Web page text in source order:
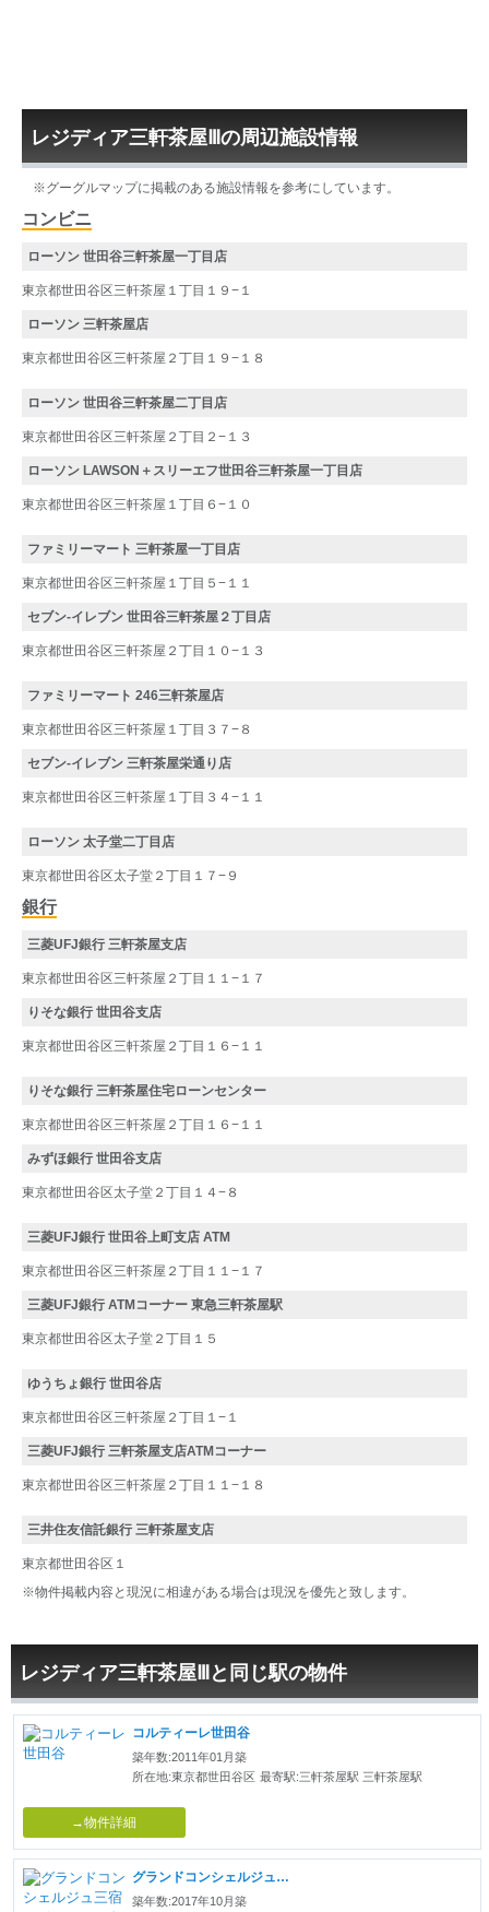
レジディア三軒茶屋Ⅲの周辺施設情報
※グーグルマップに掲載のある施設情報を参考にしています。
コンビニ
ローソン 世田谷三軒茶屋一丁目店
東京都世田谷区三軒茶屋１丁目１９−１
ローソン 三軒茶屋店
東京都世田谷区三軒茶屋２丁目１９−１８
ローソン 世田谷三軒茶屋二丁目店
東京都世田谷区三軒茶屋２丁目２−１３
ローソン LAWSON＋スリーエフ世田谷三軒茶屋一丁目店
東京都世田谷区三軒茶屋１丁目６−１０
ファミリーマート 三軒茶屋一丁目店
東京都世田谷区三軒茶屋１丁目５−１１
セブン-イレブン 世田谷三軒茶屋２丁目店
東京都世田谷区三軒茶屋２丁目１０−１３
ファミリーマート 246三軒茶屋店
東京都世田谷区三軒茶屋１丁目３７−８
セブン-イレブン 三軒茶屋栄通り店
東京都世田谷区三軒茶屋１丁目３４−１１
ローソン 太子堂二丁目店
東京都世田谷区太子堂２丁目１７−９
銀行
三菱UFJ銀行 三軒茶屋支店
東京都世田谷区三軒茶屋２丁目１１−１７
りそな銀行 世田谷支店
東京都世田谷区三軒茶屋２丁目１６−１１
りそな銀行 三軒茶屋住宅ローンセンター
東京都世田谷区三軒茶屋２丁目１６−１１
みずほ銀行 世田谷支店
東京都世田谷区太子堂２丁目１４−８
三菱UFJ銀行 世田谷上町支店 ATM
東京都世田谷区三軒茶屋２丁目１１−１７
三菱UFJ銀行 ATMコーナー 東急三軒茶屋駅
東京都世田谷区太子堂２丁目１５
ゆうちょ銀行 世田谷店
東京都世田谷区三軒茶屋２丁目１−１
三菱UFJ銀行 三軒茶屋支店ATMコーナー
東京都世田谷区三軒茶屋２丁目１１−１８
三井住友信託銀行 三軒茶屋支店
東京都世田谷区１
※物件掲載内容と現況に相違がある場合は現況を優先と致します。
レジディア三軒茶屋Ⅲと同じ駅の物件
コルティーレ世田谷
築年数:2011年01月築
所在地:東京都世田谷区 最寄駅:三軒茶屋駅 三軒茶屋駅
→物件詳細
グランドコンシェルジュ三宿アジールコート
築年数:2017年10月築